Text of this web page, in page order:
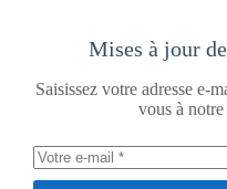
Mises à jour
Saisissez votre adresse e-
vous à